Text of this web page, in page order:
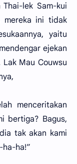
lek Sam-kui
mereka ini tidak
yaitu
ejekan
Mau Couwsu
menceritakan
bertiga? Bagus,
tak akan kami
ha-ha!”